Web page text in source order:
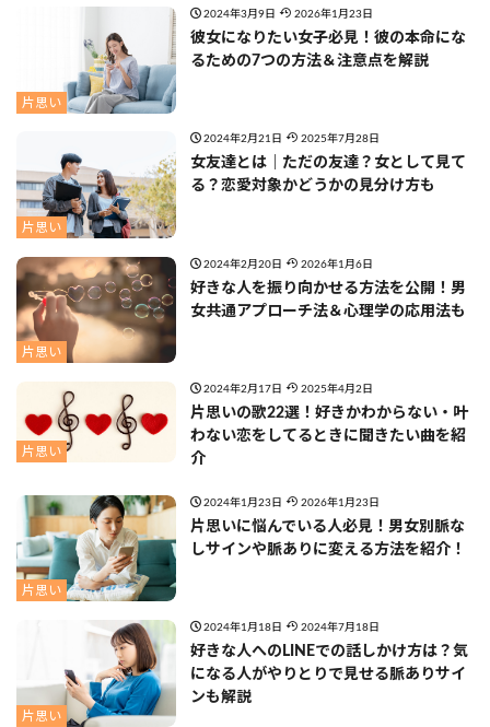
片思い
2024年3月9日 2026年1月23日
彼女になりたい女子必見！彼の本命にな
るための7つの方法＆注意点を解説
片思い
2024年2月21日 2025年7月28日
女友達とは｜ただの友達？女として見て
る？恋愛対象かどうかの見分け方も
片思い
2024年2月20日 2026年1月6日
好きな人を振り向かせる方法を公開！男
女共通アプローチ法＆心理学の応用法も
片思い
2024年2月17日 2025年4月2日
片思いの歌22選！好きかわからない・叶
わない恋をしてるときに聞きたい曲を紹
介
片思い
2024年1月23日 2026年1月23日
片思いに悩んでいる人必見！男女別脈な
しサインや脈ありに変える方法を紹介！
片思い
2024年1月18日 2024年7月18日
好きな人へのLINEでの話しかけ方は？気
になる人がやりとりで見せる脈ありサイ
ンも解説